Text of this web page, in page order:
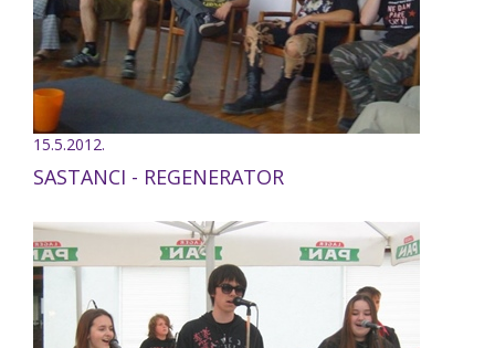
15.5.2012.
SASTANCI - REGENERATOR